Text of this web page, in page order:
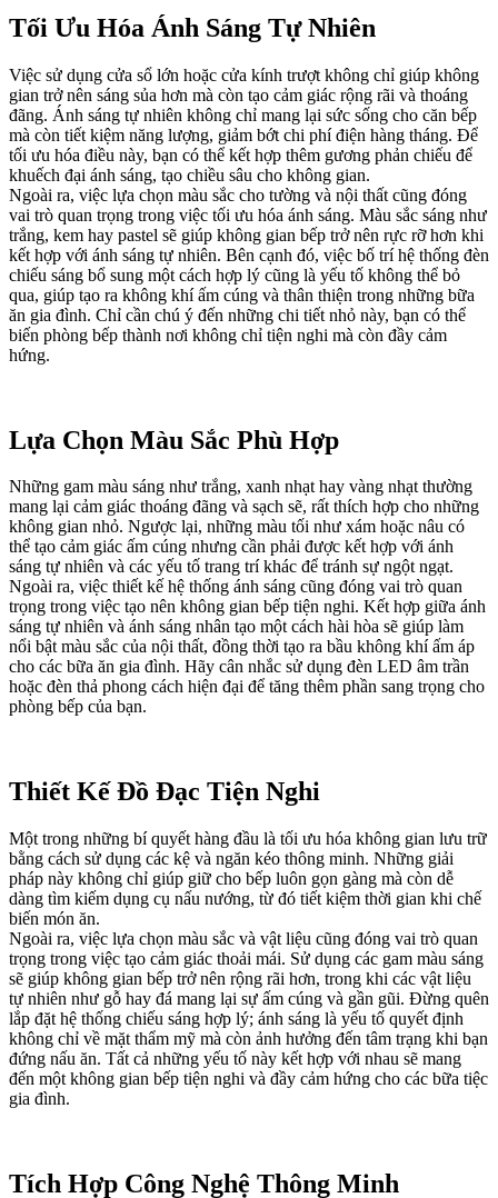
Tối Ưu Hóa Ánh Sáng Tự Nhiên
Việc sử dụng cửa sổ lớn hoặc cửa kính trượt không chỉ giúp không
gian trở nên sáng sủa hơn mà còn tạo cảm giác rộng rãi và thoáng
đãng. Ánh sáng tự nhiên không chỉ mang lại sức sống cho căn bếp
mà còn tiết kiệm năng lượng, giảm bớt chi phí điện hàng tháng. Để
tối ưu hóa điều này, bạn có thể kết hợp thêm gương phản chiếu để
khuếch đại ánh sáng, tạo chiều sâu cho không gian.
Ngoài ra, việc lựa chọn màu sắc cho tường và nội thất cũng đóng
vai trò quan trọng trong việc tối ưu hóa ánh sáng. Màu sắc sáng như
trắng, kem hay pastel sẽ giúp không gian bếp trở nên rực rỡ hơn khi
kết hợp với ánh sáng tự nhiên. Bên cạnh đó, việc bố trí hệ thống đèn
chiếu sáng bổ sung một cách hợp lý cũng là yếu tố không thể bỏ
qua, giúp tạo ra không khí ấm cúng và thân thiện trong những bữa
ăn gia đình. Chỉ cần chú ý đến những chi tiết nhỏ này, bạn có thể
biến phòng bếp thành nơi không chỉ tiện nghi mà còn đầy cảm
hứng.
Lựa Chọn Màu Sắc Phù Hợp
Những gam màu sáng như trắng, xanh nhạt hay vàng nhạt thường
mang lại cảm giác thoáng đãng và sạch sẽ, rất thích hợp cho những
không gian nhỏ. Ngược lại, những màu tối như xám hoặc nâu có
thể tạo cảm giác ấm cúng nhưng cần phải được kết hợp với ánh
sáng tự nhiên và các yếu tố trang trí khác để tránh sự ngột ngạt.
Ngoài ra, việc thiết kế hệ thống ánh sáng cũng đóng vai trò quan
trọng trong việc tạo nên không gian bếp tiện nghi. Kết hợp giữa ánh
sáng tự nhiên và ánh sáng nhân tạo một cách hài hòa sẽ giúp làm
nổi bật màu sắc của nội thất, đồng thời tạo ra bầu không khí ấm áp
cho các bữa ăn gia đình. Hãy cân nhắc sử dụng đèn LED âm trần
hoặc đèn thả phong cách hiện đại để tăng thêm phần sang trọng cho
phòng bếp của bạn.
Thiết Kế Đồ Đạc Tiện Nghi
Một trong những bí quyết hàng đầu là tối ưu hóa không gian lưu trữ
bằng cách sử dụng các kệ và ngăn kéo thông minh. Những giải
pháp này không chỉ giúp giữ cho bếp luôn gọn gàng mà còn dễ
dàng tìm kiếm dụng cụ nấu nướng, từ đó tiết kiệm thời gian khi chế
biến món ăn.
Ngoài ra, việc lựa chọn màu sắc và vật liệu cũng đóng vai trò quan
trọng trong việc tạo cảm giác thoải mái. Sử dụng các gam màu sáng
sẽ giúp không gian bếp trở nên rộng rãi hơn, trong khi các vật liệu
tự nhiên như gỗ hay đá mang lại sự ấm cúng và gần gũi. Đừng quên
lắp đặt hệ thống chiếu sáng hợp lý; ánh sáng là yếu tố quyết định
không chỉ về mặt thẩm mỹ mà còn ảnh hưởng đến tâm trạng khi bạn
đứng nấu ăn. Tất cả những yếu tố này kết hợp với nhau sẽ mang
đến một không gian bếp tiện nghi và đầy cảm hứng cho các bữa tiệc
gia đình.
Tích Hợp Công Nghệ Thông Minh